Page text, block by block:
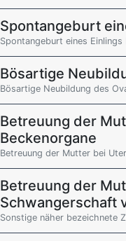
Spontangeburt
Spontangeburt eines Einlings
Bösartige
Bösartige Neubildung des
Betreuung der
Beckenorgane
Betreuung der Mutter bei
Betreuung der
Schwangerschaft
Sonstige näher bezeichnete